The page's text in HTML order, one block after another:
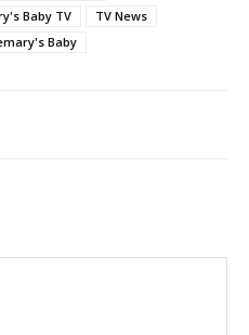
Baby TV
TV News
Baby